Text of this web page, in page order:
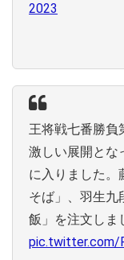
2023
王将戦七番勝負
激しい展開とな
に入りました
そば」、羽生
飯」を注文しま
pic.twitter.com/